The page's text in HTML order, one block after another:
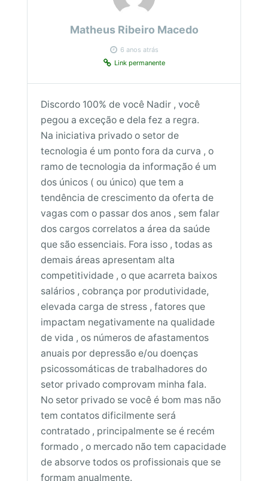
Matheus Ribeiro Macedo
6 anos atrás
Link permanente
Discordo 100% de você Nadir , você
pegou a exceção e dela fez a regra.
Na iniciativa privado o setor de
tecnologia é um ponto fora da curva , o
ramo de tecnologia da informação é um
dos únicos ( ou único) que tem a
tendência de crescimento da oferta de
vagas com o passar dos anos , sem falar
dos cargos correlatos a área da saúde
que são essenciais. Fora isso , todas as
demais áreas apresentam alta
competitividade , o que acarreta baixos
salários , cobrança por produtividade,
elevada carga de stress , fatores que
impactam negativamente na qualidade
de vida , os números de afastamentos
anuais por depressão e/ou doenças
psicossomáticas de trabalhadores do
setor privado comprovam minha fala.
No setor privado se você é bom mas não
tem contatos dificilmente será
contratado , principalmente se é recém
formado , o mercado não tem capacidade
de absorve todos os profissionais que se
formam anualmente.